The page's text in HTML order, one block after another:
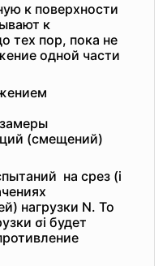
к поверхности
к
тех пор, пока не
одной части
(смещений)
на срез (i
нагрузки N. То
σi будет